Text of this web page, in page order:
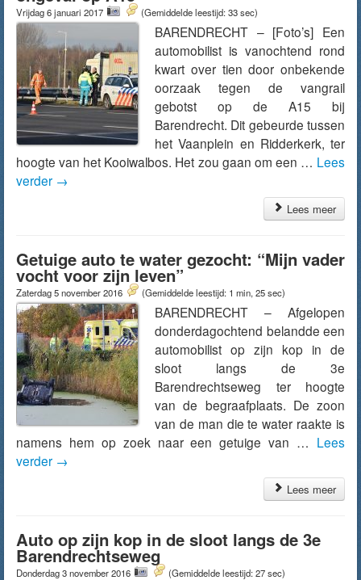
Vrijdag 6 januari 2017 (Gemiddelde leestijd: 33 sec)
BARENDRECHT – [Foto’s] Een
automobilist is vanochtend rond
kwart over tien door onbekende
oorzaak tegen de vangrail
gebotst op de A15 bij
Barendrecht. Dit gebeurde tussen
het Vaanplein en Ridderkerk, ter
hoogte van het Kooiwalbos. Het zou gaan om een … Lees
verder →
Lees meer
Getuige auto te water gezocht: “Mijn vader
vocht voor zijn leven”
Zaterdag 5 november 2016 (Gemiddelde leestijd: 1 min, 25 sec)
BARENDRECHT – Afgelopen
donderdagochtend belandde een
automobilist op zijn kop in de
sloot langs de 3e
Barendrechtseweg ter hoogte
van de begraafplaats. De zoon
van de man die te water raakte is
namens hem op zoek naar een getuige van … Lees
verder →
Lees meer
Auto op zijn kop in de sloot langs de 3e
Barendrechtseweg
Donderdag 3 november 2016 (Gemiddelde leestijd: 27 sec)